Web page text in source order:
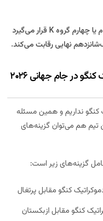
جمهوری دموکراتیک کنگو در رتبه سوم یا چهارم گروه K قرار می‌گیرد
نهایی رقابت می‌کند.
آیا باید روی جمهوری دموکراتیک کنگو در جام جهانی ۲۰۲۶
نداریم و همین مسئله
تیم هم می‌توان گزینه‌های
گزینه‌های زیر است:
کنگو مقابل ازبکستان